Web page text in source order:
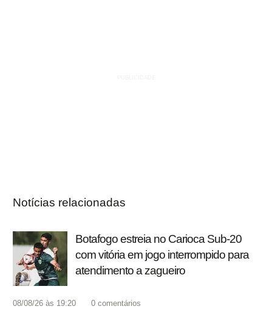
Notícias relacionadas
Botafogo estreia no Carioca Sub-20
com vitória em jogo interrompido para
atendimento a zagueiro
08/08/26 às 19:20 0 comentários